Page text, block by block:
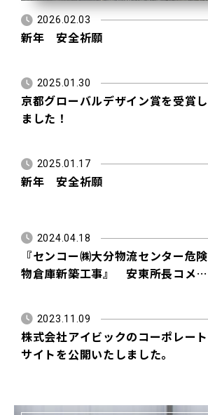
2026.02.03
新年 安全祈願
2025.01.30
京都グローバルデザイン賞を受賞し
ました！
2025.01.17
新年 安全祈願
2024.04.18
『センコー㈱大分物流センター危険
物倉庫新築工事』 安東所長コメン
2023.11.09
株式会社アイビックのコーポレート
サイトを公開いたしました。